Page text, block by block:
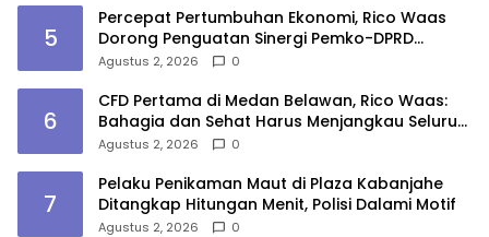
5
Percepat Pertumbuhan Ekonomi, Rico Waas
Dorong Penguatan Sinergi Pemko-DPRD
Medan
Agustus 2, 2026 0
6
CFD Pertama di Medan Belawan, Rico Waas:
Bahagia dan Sehat Harus Menjangkau Seluruh
Sudut Kota Medan
Agustus 2, 2026 0
7
Pelaku Penikaman Maut di Plaza Kabanjahe
Ditangkap Hitungan Menit, Polisi Dalami Motif
Agustus 2, 2026 0